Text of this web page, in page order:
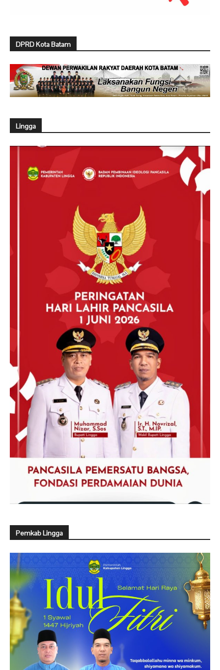
DPRD Kota Batam
Lingga
Pemkab Lingga